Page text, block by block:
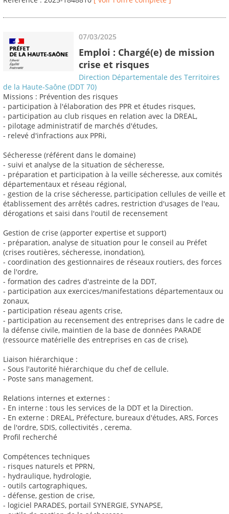
07/03/2025
Emploi : Chargé(e) de mission
crise et risques
Direction Départementale des Territoires
de la Haute-Saône (DDT 70)
Missions : Prévention des risques
- participation à l'élaboration des PPR et études risques,
- participation au club risques en relation avec la DREAL,
- pilotage administratif de marchés d'études,
- relevé d'infractions aux PPRi,
Sécheresse (référent dans le domaine)
- suivi et analyse de la situation de sécheresse,
- préparation et participation à la veille sécheresse, aux comités
départementaux et réseau régional,
- gestion de la crise sécheresse, participation cellules de veille et
établissement des arrêtés cadres, restriction d'usages de l'eau,
dérogations et saisi dans l'outil de recensement
Gestion de crise (apporter expertise et support)
- préparation, analyse de situation pour le conseil au Préfet
(crises routières, sécheresse, inondation),
- coordination des gestionnaires de réseaux routiers, des forces
de l'ordre,
- formation des cadres d'astreinte de la DDT,
- participation aux exercices/manifestations départementaux ou
zonaux,
- participation réseau agents crise,
- participation au recensement des entreprises dans le cadre de
la défense civile, maintien de la base de données PARADE
(ressource matérielle des entreprises en cas de crise),
Liaison hiérarchique :
- Sous l'autorité hiérarchique du chef de cellule.
- Poste sans management.
Relations internes et externes :
- En interne : tous les services de la DDT et la Direction.
- En externe : DREAL, Préfecture, bureaux d'études, ARS, Forces
de l'ordre, SDIS, collectivités , cerema.
Profil recherché
Compétences techniques
- risques naturels et PPRN,
- hydraulique, hydrologie,
- outils cartographiques,
- défense, gestion de crise,
- logiciel PARADES, portail SYNERGIE, SYNAPSE,